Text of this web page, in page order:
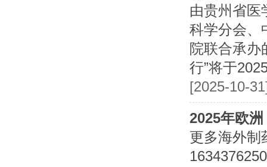
由贵州省医
科学分会、
院联合承办
行”将于
[2025-10-
2025年欧
更多海外制